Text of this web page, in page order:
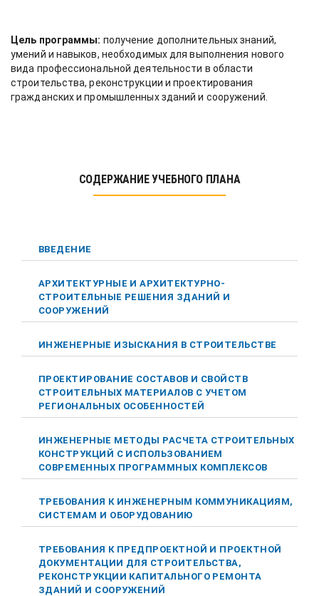
Цель программы: получение дополнительных знаний,
умений и навыков, необходимых для выполнения нового
вида профессиональной деятельности в области
строительства, реконструкции и проектирования
гражданских и промышленных зданий и сооружений.
СОДЕРЖАНИЕ УЧЕБНОГО ПЛАНА
ВВЕДЕНИЕ
АРХИТЕКТУРНЫЕ И АРХИТЕКТУРНО-
СТРОИТЕЛЬНЫЕ РЕШЕНИЯ ЗДАНИЙ И
СООРУЖЕНИЙ
ИНЖЕНЕРНЫЕ ИЗЫСКАНИЯ В СТРОИТЕЛЬСТВЕ
ПРОЕКТИРОВАНИЕ СОСТАВОВ И СВОЙСТВ
СТРОИТЕЛЬНЫХ МАТЕРИАЛОВ С УЧЕТОМ
РЕГИОНАЛЬНЫХ ОСОБЕННОСТЕЙ
ИНЖЕНЕРНЫЕ МЕТОДЫ РАСЧЕТА СТРОИТЕЛЬНЫХ
КОНСТРУКЦИЙ С ИСПОЛЬЗОВАНИЕМ
СОВРЕМЕННЫХ ПРОГРАММНЫХ КОМПЛЕКСОВ
ТРЕБОВАНИЯ К ИНЖЕНЕРНЫМ КОММУНИКАЦИЯМ,
СИСТЕМАМ И ОБОРУДОВАНИЮ
ТРЕБОВАНИЯ К ПРЕДПРОЕКТНОЙ И ПРОЕКТНОЙ
ДОКУМЕНТАЦИИ ДЛЯ СТРОИТЕЛЬСТВА,
РЕКОНСТРУКЦИИ КАПИТАЛЬНОГО РЕМОНТА
ЗДАНИЙ И СООРУЖЕНИЙ